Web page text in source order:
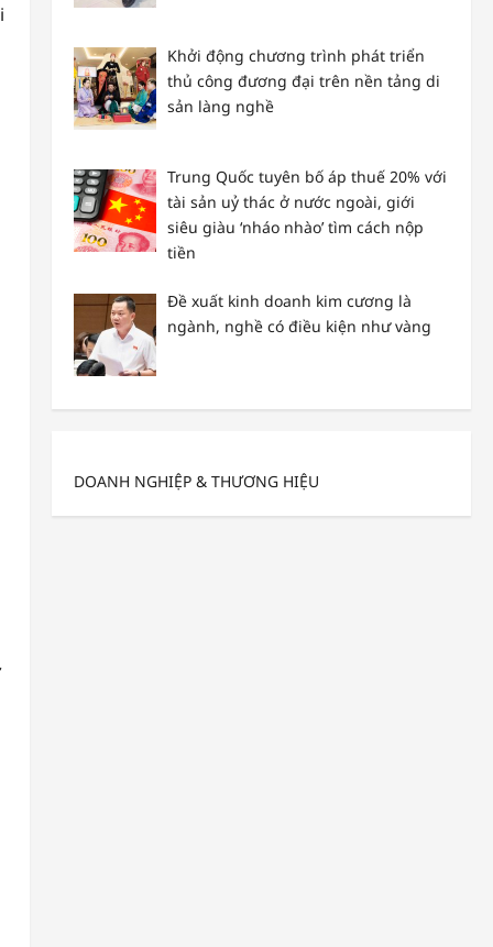
Khởi động chương trình phát triển
thủ công đương đại trên nền tảng di
sản làng nghề
Trung Quốc tuyên bố áp thuế 20% với
tài sản uỷ thác ở nước ngoài, giới
siêu giàu ‘nháo nhào’ tìm cách nộp
tiền
Đề xuất kinh doanh kim cương là
ngành, nghề có điều kiện như vàng
DOANH NGHIỆP & THƯƠNG HIỆU